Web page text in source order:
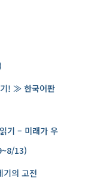
! ≫ 한국어판
기 – 미래가 우
13)
의 고전